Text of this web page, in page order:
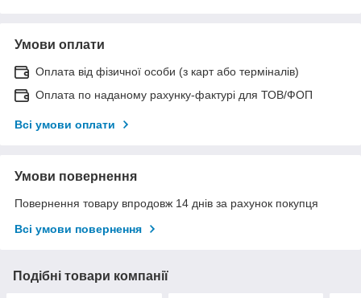
Умови оплати
Оплата від фізичної особи (з карт або терміналів)
Оплата по наданому рахунку-фактурі для ТОВ/ФОП
Всі умови оплати
Умови повернення
Повернення товару впродовж 14 днів за рахунок покупця
Всі умови повернення
Подібні товари компанії